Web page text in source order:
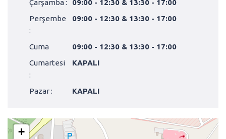
Çarşamba :
09:00 - 12:30 & 13:30 - 17:00
Perşembe
:
09:00 - 12:30 & 13:30 - 17:00
Cuma
09:00 - 12:30 & 13:30 - 17:00
Cumartesi
:
KAPALI
Pazar : KAPALI
+